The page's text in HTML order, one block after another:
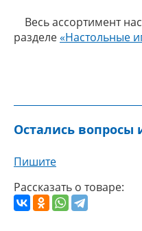
Весь ассортимент
разделе«Настольные
Остались вопросы
Пишите
Рассказать о товаре: